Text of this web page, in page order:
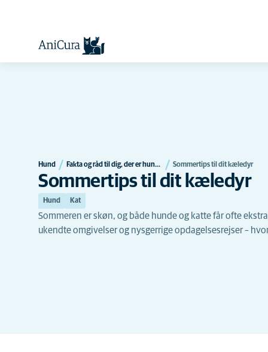
Hund Fakta og råd til dig, der er hundeejer Sommertips til dit kæledyr
Sommertips til dit kæledyr
Hund Kat
Sommeren er skøn, og både hunde og katte får ofte
ukendte omgivelser og nysgerrige opdagelsesrejser –